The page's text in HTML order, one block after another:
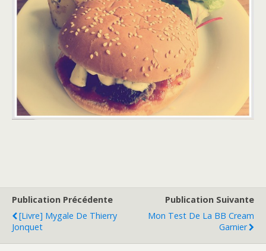
Publication Précédente
[Livre] Mygale De Thierry
Jonquet
Publication Suivante
Mon Test De La BB Cream
Garnier